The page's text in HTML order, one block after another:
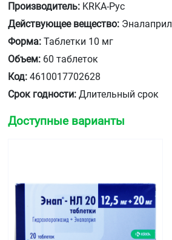
Производитель: KRKA-Рус
Действующее вещество: Эналаприл
Форма: Таблетки 10 мг
Объем: 60 таблеток
Код: 4610017702628
Срок годности: Длительный срок
Доступные варианты